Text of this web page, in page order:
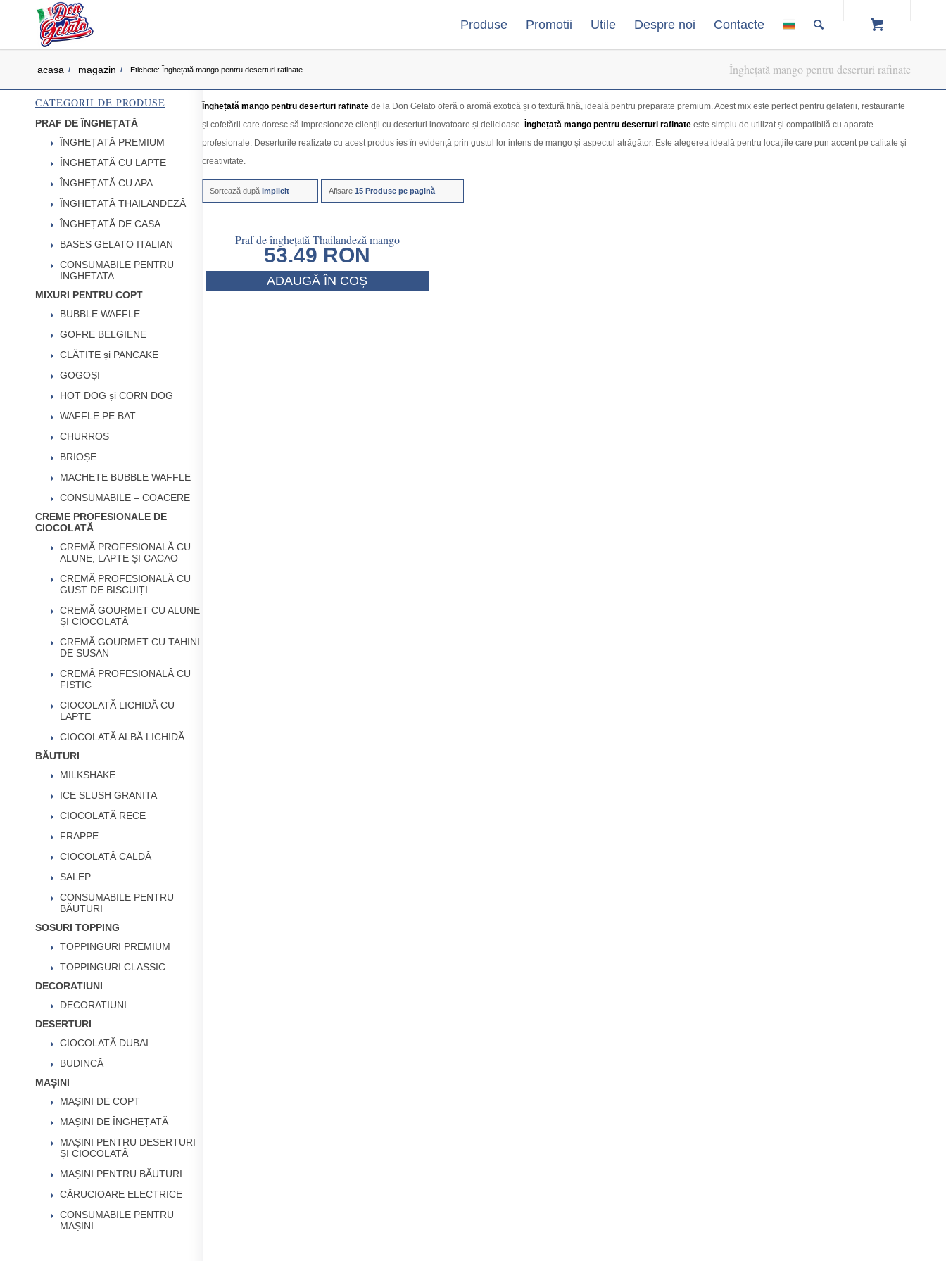
Produse Promotii Utile Despre noi Contacte
Înghețată mango pentru deserturi rafinate
acasa / magazin / Etichete: Înghețată mango pentru deserturi rafinate
Înghețată mango pentru deserturi rafinatede la Don Gelato oferă o aromă exotică și o textură fină, ideală pentru preparate premium. Acest mix este perfect pentru gelaterii, restaurante
și cofetării care doresc să impresioneze clienții cu deserturi inovatoare și delicioase. Înghețată mango pentru deserturi rafinateeste simplu de utilizat și compatibilă cu aparate
profesionale. Deserturile realizate cu acest produs ies în evidență prin gustul lor intens de mango și aspectul atrăgător. Este alegerea ideală pentru locațiile care pun accent pe calitate și
creativitate.
Sortează după Implicit Afisare 15 Produse pe pagină
Praf de înghețată Thailandeză mango
53.49 RON
ADAUGĂ ÎN COȘ
CATEGORII DE PRODUSE
PRAF DE ÎNGHEȚATĂ
ÎNGHEȚATĂ PREMIUM
ÎNGHEȚATĂ CU LAPTE
ÎNGHEȚATĂ CU APA
ÎNGHEȚATĂ THAILANDEZĂ
ÎNGHEȚATĂ DE CASA
BASES GELATO ITALIAN
CONSUMABILE PENTRU
INGHETATA
MIXURI PENTRU COPT
BUBBLE WAFFLE
GOFRE BELGIENE
CLĂTITE și PANCAKE
GOGOȘI
HOT DOG și CORN DOG
WAFFLE PE BAT
CHURROS
BRIOȘE
MACHETE BUBBLE WAFFLE
CONSUMABILE – COACERE
CREME PROFESIONALE DE
CIOCOLATĂ
CREMĂ PROFESIONALĂ CU
ALUNE, LAPTE ȘI CACAO
CREMĂ PROFESIONALĂ CU
GUST DE BISCUIȚI
CREMĂ GOURMET CU ALUNE
ȘI CIOCOLATĂ
CREMĂ GOURMET CU TAHINI
DE SUSAN
CREMĂ PROFESIONALĂ CU
FISTIC
CIOCOLATĂ LICHIDĂ CU
LAPTE
CIOCOLATĂ ALBĂ LICHIDĂ
BĂUTURI
MILKSHAKE
ICE SLUSH GRANITA
CIOCOLATĂ RECE
FRAPPE
CIOCOLATĂ CALDĂ
SALEP
CONSUMABILE PENTRU
BĂUTURI
SOSURI TOPPING
TOPPINGURI PREMIUM
TOPPINGURI CLASSIC
DECORATIUNI
DECORATIUNI
DESERTURI
CIOCOLATĂ DUBAI
BUDINCĂ
MAȘINI
MAȘINI DE COPT
MAȘINI DE ÎNGHEȚATĂ
MAȘINI PENTRU DESERTURI
ȘI CIOCOLATĂ
MAȘINI PENTRU BĂUTURI
CĂRUCIOARE ELECTRICE
CONSUMABILE PENTRU
MAȘINI